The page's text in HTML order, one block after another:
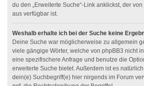
du den „Erweiterte Suche“-Link anklickst, der
aus verfügbar ist.
Weshalb erhalte ich bei der Suche keine
Deine Suche war möglicherweise zu allgemein
viele gängige Wörter, welche von phpBB3 nicht
eine spezifischere Anfrage und benutze die
erweiterte Suche bietet. Außerdem ist es
dein(e) Suchbegriff(e) hier nirgends im Forum